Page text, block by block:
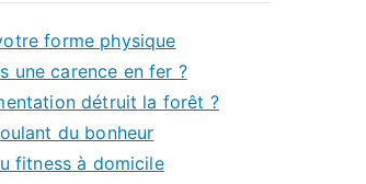
forme physique
une carence en fer ?
détruit la forêt ?
du bonheur
fitness à domicile